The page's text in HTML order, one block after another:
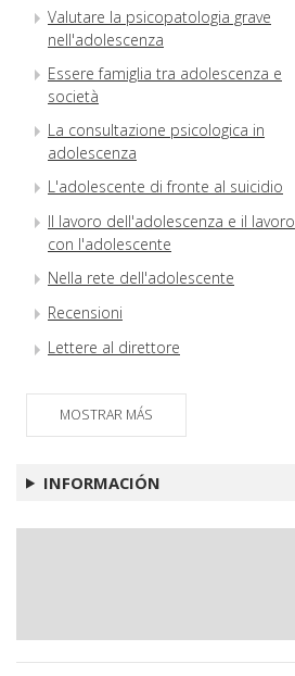
Valutare la psicopatologia grave
nell'adolescenza
Essere famiglia tra adolescenza e
società
La consultazione psicologica in
adolescenza
L'adolescente di fronte al suicidio
Il lavoro dell'adolescenza e il lavoro
con l'adolescente
Nella rete dell'adolescente
Recensioni
Lettere al direttore
MOSTRAR MÁS
INFORMACIÓN